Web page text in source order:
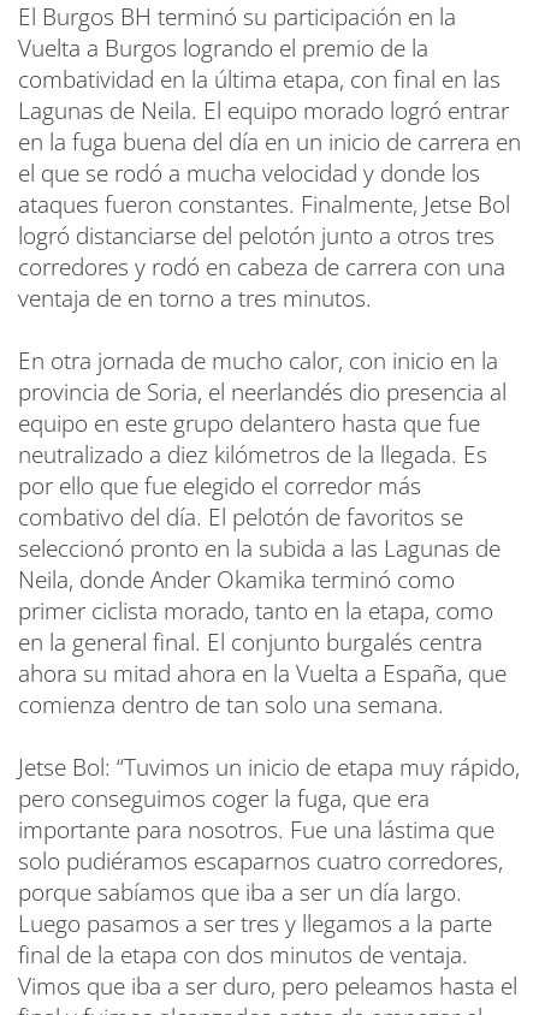
El Burgos BH terminó su participación en la
Vuelta a Burgos logrando el premio de la
combatividad en la última etapa, con final en las
Lagunas de Neila. El equipo morado logró entrar
en la fuga buena del día en un inicio de carrera en
el que se rodó a mucha velocidad y donde los
ataques fueron constantes. Finalmente, Jetse Bol
logró distanciarse del pelotón junto a otros tres
corredores y rodó en cabeza de carrera con una
ventaja de en torno a tres minutos.
En otra jornada de mucho calor, con inicio en la
provincia de Soria, el neerlandés dio presencia al
equipo en este grupo delantero hasta que fue
neutralizado a diez kilómetros de la llegada. Es
por ello que fue elegido el corredor más
combativo del día. El pelotón de favoritos se
seleccionó pronto en la subida a las Lagunas de
Neila, donde Ander Okamika terminó como
primer ciclista morado, tanto en la etapa, como
en la general final. El conjunto burgalés centra
ahora su mitad ahora en la Vuelta a España, que
comienza dentro de tan solo una semana.
Jetse Bol: “Tuvimos un inicio de etapa muy rápido,
pero conseguimos coger la fuga, que era
importante para nosotros. Fue una lástima que
solo pudiéramos escaparnos cuatro corredores,
porque sabíamos que iba a ser un día largo.
Luego pasamos a ser tres y llegamos a la parte
final de la etapa con dos minutos de ventaja.
Vimos que iba a ser duro, pero peleamos hasta el